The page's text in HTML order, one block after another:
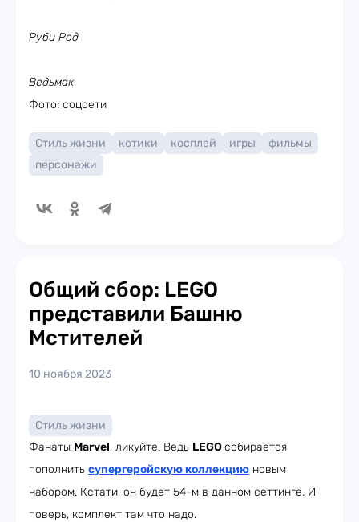
Руби Род
Ведьмак
Фото: соцсети
Стиль жизни котики косплей игры
фильмы
персонажи
Общий сбор: LEGO
представили Башню
Мстителей
10 ноября 2023
Стиль жизни
Фанаты Marvel, ликуйте. Ведь LEGOсобирается
пополнить супергеройскую коллекцию новым
набором. Кстати, он будет 54-м в данном сеттинге. И
поверь, комплект там что надо.